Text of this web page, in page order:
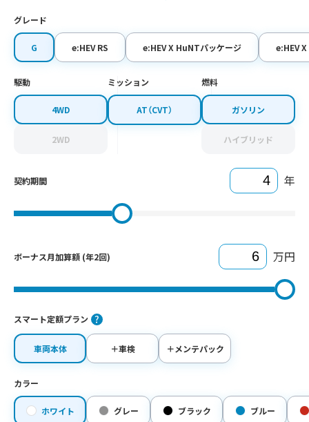
グレード
G e:HEV RS e:HEV X HuNTパッケージ e:HEV X
駆動
4WD
2WD
ミッション
AT（CVT）
燃料
ガソリン
ハイブリッド
契約期間 年
ボーナス月加算額 (年2回) 万円
スマート定額プラン
車両本体 ＋車検 ＋メンテパック
カラー
ホワイト グレー ブラック ブルー